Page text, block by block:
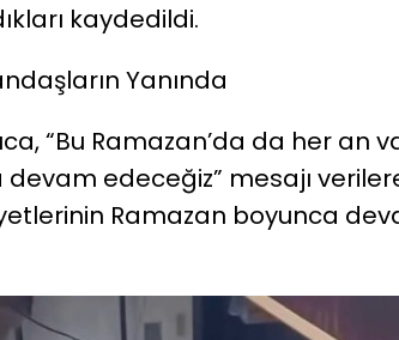
kaydedildi.
Yanında
“Bu Ramazan’da da her an
edeceğiz” mesajı
Ramazan boyunca